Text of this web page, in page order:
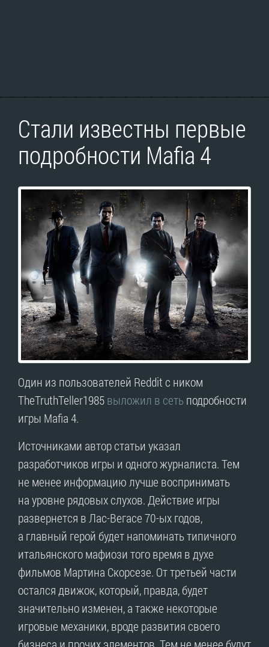
Стали известны первые
подробности Mafia 4
Один из пользователей Reddit с ником
TheTruthTeller1985выложил в сеть подробности
игры Mafia 4.
Источниками автор статьи указал
разработчиков игры и одного журналиста. Тем
не менее информацию лучше воспринимать
на уровне рядовых слухов. Действие игры
развернется в Лас-Вегасе 70-ых годов,
а главный герой будет напоминать типичного
итальянского мафиози того время в духе
фильмов Мартина Скорсезе. От третьей части
остался движок, который, правда, будет
значительно изменен, а также некоторые
игровые механики, вроде развития своего
бизнеса и прочих элементов. Тем не менее будут